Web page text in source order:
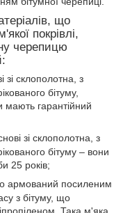
що
покрівлі,
черепицю
зі склополотна, з
бітуму,
мають гарантійний
зі склополотна, з
бітуму – вони
25 років;
армований посиленим
з бітуму, що
Така м'яка